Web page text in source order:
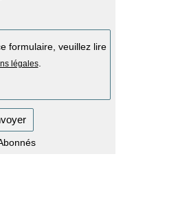
formulaire, veuillez lire
légales.